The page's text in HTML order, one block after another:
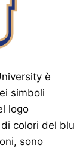
è
simboli
logo
colori del blu
sono